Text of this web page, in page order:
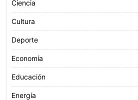
Ciencia
Cultura
Deporte
Economía
Educación
Energía